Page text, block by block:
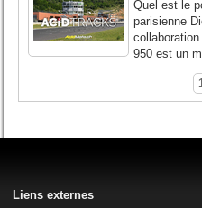
Quel est le
parisienne
950 est un
Liens externes